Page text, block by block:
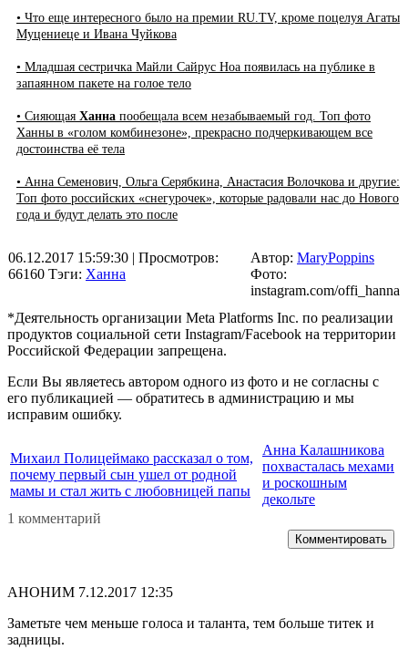
• Что еще интересного было на премии RU.TV, кроме поцелуя Агаты
Муцениеце и Ивана Чуйкова
• Младшая сестричка Майли Сайрус Ноа появилась на публике в
запаянном пакете на голое тело
• Сияющая Ханна пообещала всем незабываемый год. Топ фото
Ханны в «голом комбинезоне», прекрасно подчеркивающем все
достоинства её тела
• Анна Семенович, Ольга Серябкина, Анастасия Волочкова и другие:
Топ фото российских «снегурочек», которые радовали нас до Нового
года и будут делать это после
06.12.2017 15:59:30 | Просмотров:
66160 Тэги: Ханна
Автор: MaryPoppins
Фото:
instagram.com/offi_hanna
*Деятельность организации Meta Platforms Inc. по реализации
продуктов социальной сети Instagram/Facebook на территории
Российской Федерации запрещена.
Если Вы являетесь автором одного из фото и не согласны с
его публикацией — обратитесь в администрацию и мы
исправим ошибку.
Михаил Полицеймако рассказал о том,
почему первый сын ушел от родной
мамы и стал жить с любовницей папы
Анна Калашникова
похвасталась мехами
и роскошным
декольте
1 комментарий
Комментировать
АНОНИМ 7.12.2017 12:35
Заметьте чем меньше голоса и таланта, тем больше титек и
задницы.